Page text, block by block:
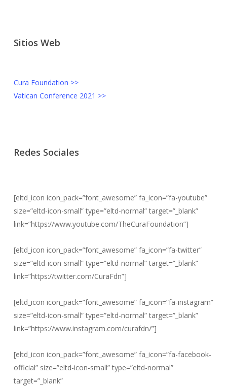
Sitios Web
Cura Foundation >>
Vatican Conference 2021 >>
Redes Sociales
[eltd_icon icon_pack=”font_awesome” fa_icon=”fa-youtube”
size=”eltd-icon-small” type=”eltd-normal” target=”_blank”
link=”https://www.youtube.com/TheCuraFoundation”]
[eltd_icon icon_pack=”font_awesome” fa_icon=”fa-twitter”
size=”eltd-icon-small” type=”eltd-normal” target=”_blank”
link=”https://twitter.com/CuraFdn”]
[eltd_icon icon_pack=”font_awesome” fa_icon=”fa-instagram”
size=”eltd-icon-small” type=”eltd-normal” target=”_blank”
link=”https://www.instagram.com/curafdn/”]
[eltd_icon icon_pack=”font_awesome” fa_icon=”fa-facebook-
official” size=”eltd-icon-small” type=”eltd-normal”
target=”_blank”